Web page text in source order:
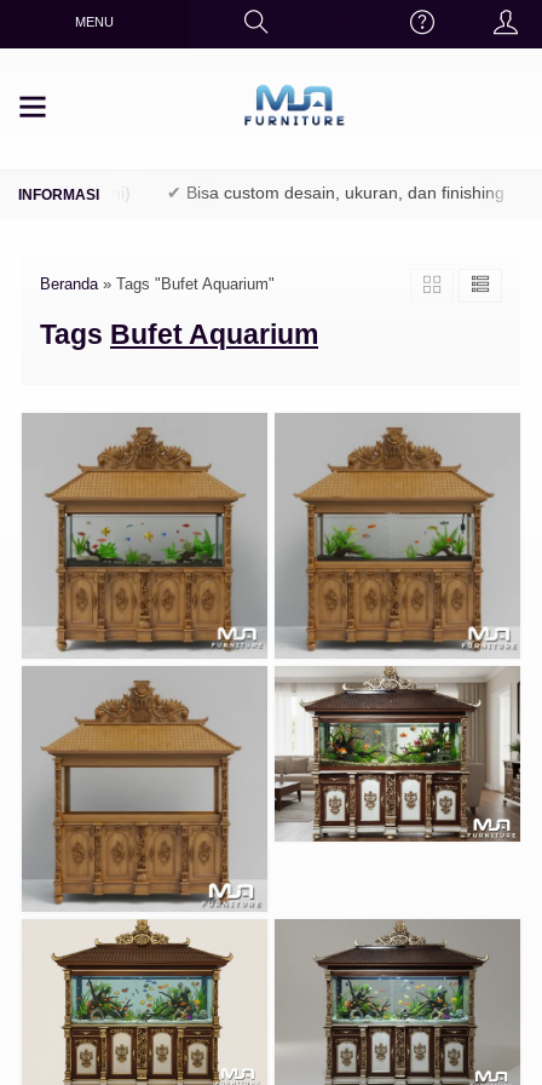
MENU
/ Perhutani) ✔ Bisa custom desain, ukuran, dan finishing
Beranda» Tags "Bufet Aquarium"
Tags Bufet Aquarium